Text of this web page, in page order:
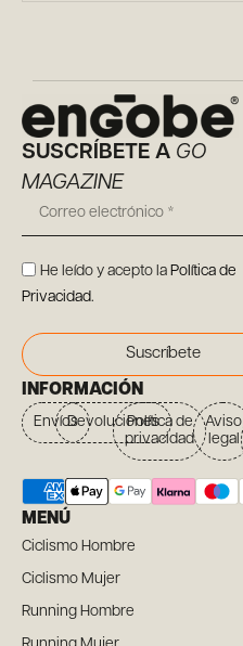
SUSCRÍBETE A GO
MAGAZINE
He leído y acepto la Política de
Privacidad.
Suscríbete
INFORMACIÓN
EnvíosDevolucionesPolítica de
privacidad
Aviso
legal
MENÚ
Ciclismo Hombre
Ciclismo Mujer
Running Hombre